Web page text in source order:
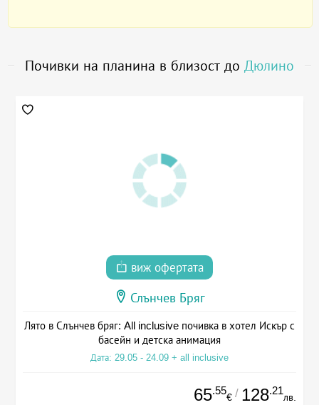
Почивки на планина в близост до Дюлино
виж офертата
Слънчев Бряг
Лято в Слънчев бряг: All inclusive почивка в хотел Искър с
басейн и детска анимация
Дата: 29.05 - 24.09 + all inclusive
65.55
€ / 128.21
лв.